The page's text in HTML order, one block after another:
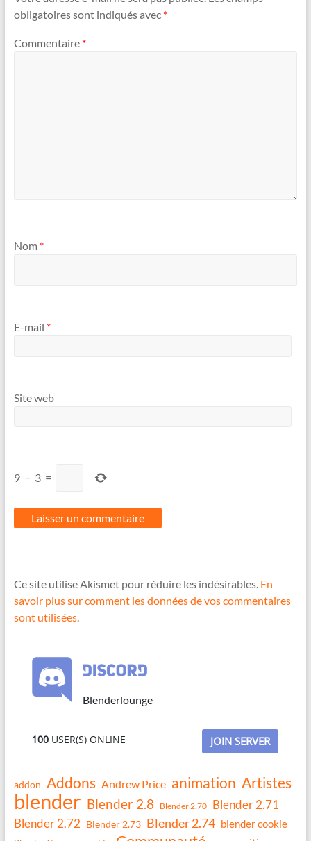
obligatoires sont indiqués avec *
Commentaire *
Nom *
E-mail *
Site web
9 − 3 =
Ce site utilise Akismet pour réduire les indésirables. En
savoir plus sur comment les données de vos commentaires
sont utilisées.
Blenderlounge
100 USER(S) ONLINE JOIN SERVER
addon Addons Andrew Price animation Artistes
blender Blender 2.8 Blender 2.70
Blender 2.71
Blender 2.72 Blender 2.73 Blender 2.74 blender cookie